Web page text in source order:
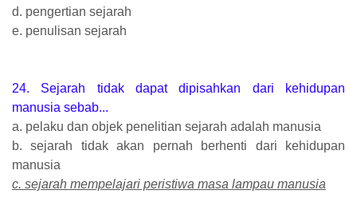
d. pengertian sejarah
e. penulisan sejarah
24. Sejarah tidak dapat dipisahkan dari kehidupan
manusia sebab...
a. pelaku dan objek penelitian sejarah adalah manusia
b. sejarah tidak akan pernah berhenti dari kehidupan
manusia
c. sejarah mempelajari peristiwa masa lampau manusia